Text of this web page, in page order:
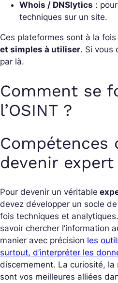
Whois / DNSlytics :
techniques sur un site.
Ces plateformes sont à la fois
et simples à utiliser. Si vous
par là.
Comment se
l’OSINT ?
Compétences
devenir expert
Pour devenir un véritable
devez développer un socle
fois techniques et
savoir chercher l’information
manier avec précision les
surtout, d’interpréter les
discernement. La curiosité, la
sont vos meilleures alliées